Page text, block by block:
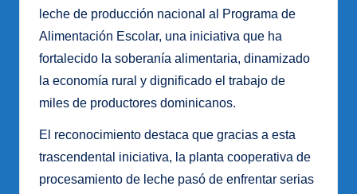
leche de producción nacional al Programa de
Alimentación Escolar, una iniciativa que ha
fortalecido la soberanía alimentaria, dinamizado
la economía rural y dignificado el trabajo de
miles de productores dominicanos.
El reconocimiento destaca que gracias a esta
trascendental iniciativa, la planta cooperativa de
procesamiento de leche pasó de enfrentar serias